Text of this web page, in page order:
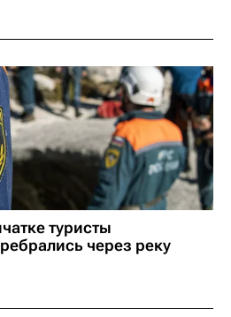
туристы
через реку